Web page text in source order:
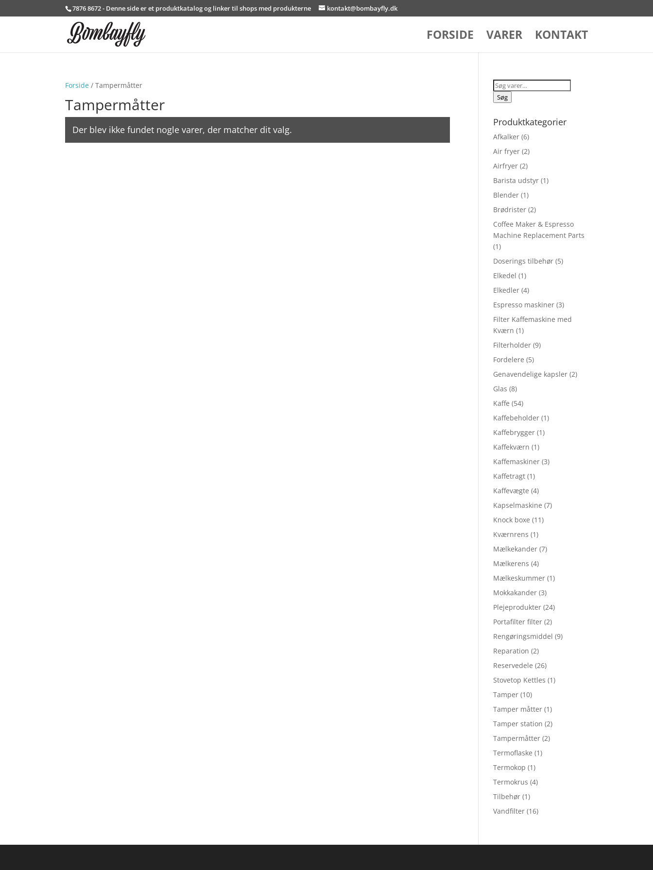
7876 8672 - Denne side er et produktkatalog og linker til shops med produkterne kontakt@bombayfly.dk
FORSIDE VARER KONTAKT
Forside / Tampermåtter
Tampermåtter
Der blev ikke fundet nogle varer, der matcher dit valg.
Søg
efter:
Søg
Produktkategorier
Afkalker (6)
Air fryer (2)
Airfryer (2)
Barista udstyr (1)
Blender (1)
Brødrister (2)
Coffee Maker & Espresso
Machine Replacement Parts
(1)
Doserings tilbehør (5)
Elkedel (1)
Elkedler (4)
Espresso maskiner (3)
Filter Kaffemaskine med
Kværn (1)
Filterholder (9)
Fordelere (5)
Genavendelige kapsler (2)
Glas (8)
Kaffe (54)
Kaffebeholder (1)
Kaffebrygger (1)
Kaffekværn (1)
Kaffemaskiner (3)
Kaffetragt (1)
Kaffevægte (4)
Kapselmaskine (7)
Knock boxe (11)
Kværnrens (1)
Mælkekander (7)
Mælkerens (4)
Mælkeskummer (1)
Mokkakander (3)
Plejeprodukter (24)
Portafilter filter (2)
Rengøringsmiddel (9)
Reparation (2)
Reservedele (26)
Stovetop Kettles (1)
Tamper (10)
Tamper måtter (1)
Tamper station (2)
Tampermåtter (2)
Termoflaske (1)
Termokop (1)
Termokrus (4)
Tilbehør (1)
Vandfilter (16)